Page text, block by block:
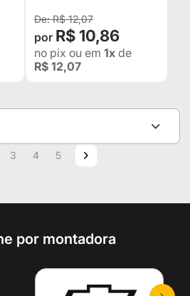
3348043
R$ 12,07
R$ 10,86
no pix ou em 1x de
R$ 12,07
lendo a pagina
Página
3 Página
4 Página
5 Página
Próximo
por montadora